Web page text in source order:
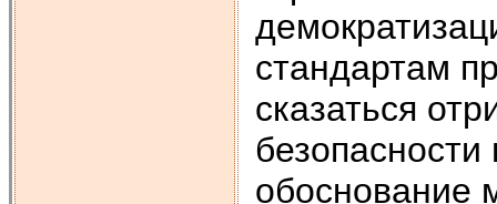
стандартам
сказаться
обоснование